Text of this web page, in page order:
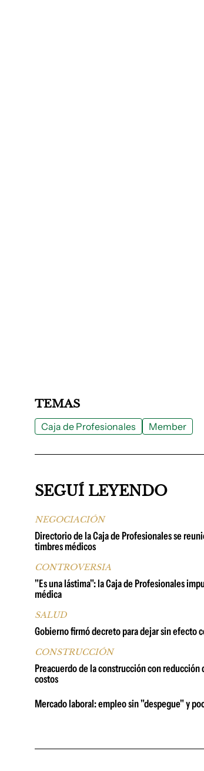
TEMAS
Caja de Profesionales Member
SEGUÍ LEYENDO
NEGOCIACIÓN
Directorio de la Caja de Profesionales se
timbres médicos
CONTROVERSIA
"Es una lástima": la Caja de Profesionales
médica
SALUD
Gobierno firmó decreto para dejar sin efecto
CONSTRUCCIÓN
Preacuerdo de la construcción con
costos
Mercado laboral: empleo sin "despegue" y